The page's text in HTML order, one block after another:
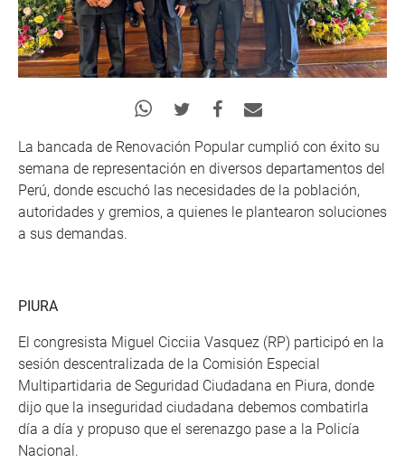
La bancada de Renovación Popular cumplió con éxito su
semana de representación en diversos departamentos del
Perú, donde escuchó las necesidades de la población,
autoridades y gremios, a quienes le plantearon soluciones
a sus demandas.
PIURA
El congresista Miguel Cicciia Vasquez (RP) participó en la
sesión descentralizada de la Comisión Especial
Multipartidaria de Seguridad Ciudadana en Piura, donde
dijo que la inseguridad ciudadana debemos combatirla
día a día y propuso que el serenazgo pase a la Policía
Nacional.